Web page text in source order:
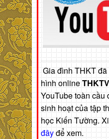
Gia đình THKT
hình online
YouTube toàn cầu
sinh hoạt của tập
học Kiến Tường.
đâyđể xem.